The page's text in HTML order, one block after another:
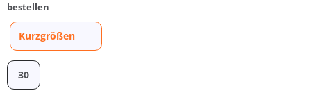
bestellen
Kurzgrößen
30